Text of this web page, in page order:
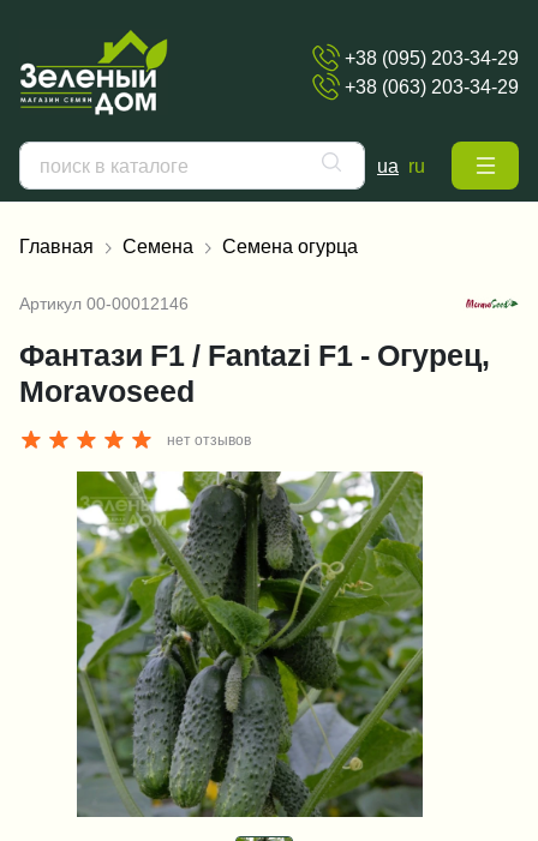
+38 (095) 203-34-29
+38 (063) 203-34-29
ua ru
Главная Семена Семена огурца
Артикул 00-00012146
Фантази F1 / Fantazi F1 - Огурец,
Moravoseed
нет отзывов